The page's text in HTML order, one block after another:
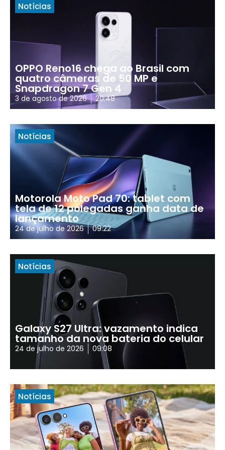
Notícias
OPPO Reno16 chega ao Brasil com
quatro câmeras de 50 MP e
Snapdragon 7 Gen 4
3 de agosto de 2026 20:48
Notícias
Motorola Moto Pad 70: tablet com
tela de 12 polegadas ganha data de
lançamento
24 de julho de 2026 09:22
Notícias
Galaxy S27 Ultra: vazamento indica
tamanho da nova bateria do celular
24 de julho de 2026 09:08
Notícias